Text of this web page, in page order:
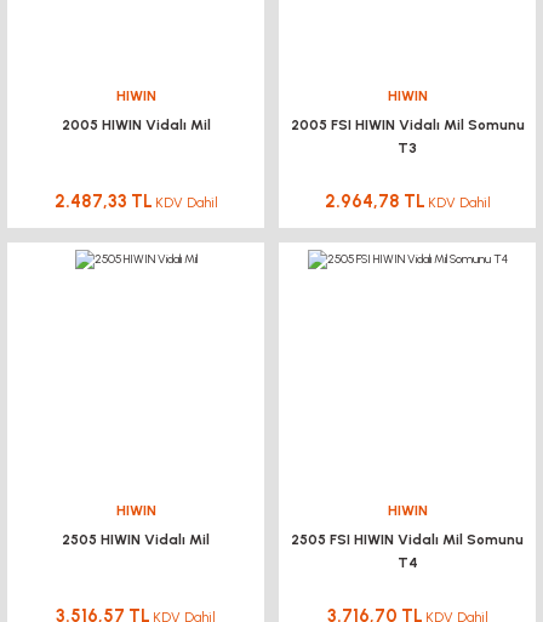
HIWIN
2005 HIWIN Vidalı Mil
2.487,33 TL KDV Dahil
HIWIN
2005 FSI HIWIN Vidalı Mil Somunu
T3
2.964,78 TL KDV Dahil
HIWIN
2505 HIWIN Vidalı Mil
3.516,57 TL KDV Dahil
HIWIN
2505 FSI HIWIN Vidalı Mil Somunu
T4
3.716,70 TL KDV Dahil